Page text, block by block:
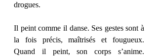
drogues.
Il peint comme il danse. Ses gestes sont à
la fois précis, maîtrisés et fougueux.
Quand il peint, son corps s’anime.